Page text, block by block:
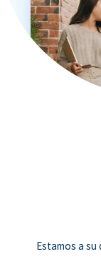
Estamos a